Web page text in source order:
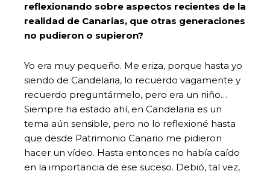
reflexionando sobre aspectos recientes de la
realidad de Canarias, que otras generaciones
no pudieron o supieron?
Yo era muy pequeño. Me eriza, porque hasta yo
siendo de Candelaria, lo recuerdo vagamente y
recuerdo preguntármelo, pero era un niño…
Siempre ha estado ahí, en Candelaria es un
tema aún sensible, pero no lo reflexioné hasta
que desde Patrimonio Canario me pidieron
hacer un vídeo. Hasta entonces no había caído
en la importancia de ese suceso. Debió, tal vez,